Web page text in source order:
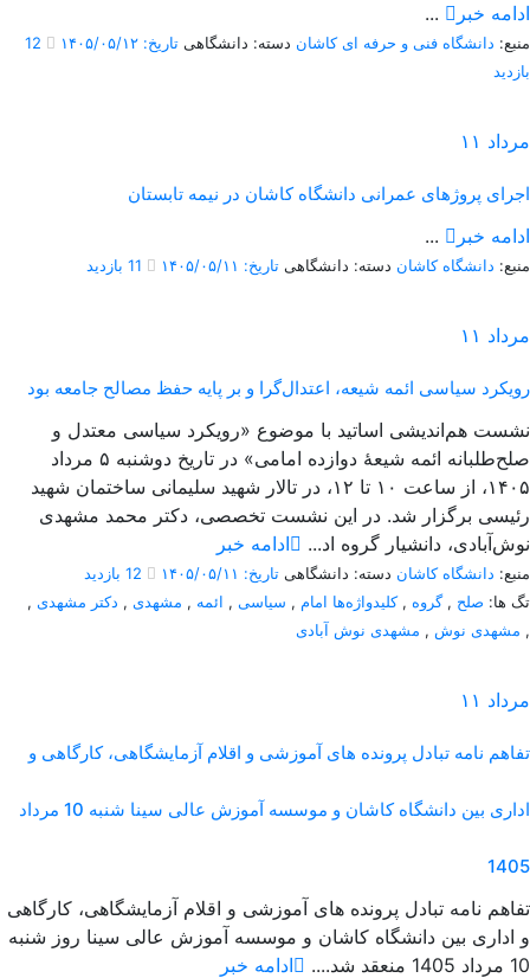
... ادامه خبر
منبع: دانشگاه فنی و حرفه ای کاشان دسته: دانشگاهی تاریخ: ۱۴۰۵/۰۵/۱۲
12
بازدید
۱۱ مرداد
اجرای پروژهای عمرانی دانشگاه کاشان در نیمه تابستان
... ادامه خبر
منبع: دانشگاه کاشان دسته: دانشگاهی تاریخ: ۱۴۰۵/۰۵/۱۱
۱۱ مرداد
رویکرد سیاسی ائمه شیعه، اعتدال‌گرا و بر پایه حفظ مصالح جامعه بود
نشست هم‌اندیشی اساتید با موضوع «رویکرد سیاسی معتدل و
صلح‌طلبانه ائمه شیعۀ دوازده امامی» در تاریخ دوشنبه ۵ مرداد
۱۴۰۵، از ساعت ۱۰ تا ۱۲، در تالار شهید سلیمانی ساختمان شهید
رئیسی برگزار شد. در این نشست تخصصی، دکتر محمد مشهدی
نوش‌آبادی، دانشیار گروه اد...
ادامه خبر
منبع: دانشگاه کاشان دسته: دانشگاهی تاریخ: ۱۴۰۵/۰۵/۱۱
تگ ها: صلح ,گروه ,کلیدواژه‌ها امام , سیاسی , ائمه , مشهدی , دکتر مشهدی ,
مشهدی نوش , مشهدی نوش آبادی ,
۱۱ مرداد
تفاهم نامه تبادل پرونده‌ های آموزشی و اقلام آزمایشگاهی، کارگاهی و
اداری بین دانشگاه کاشان و موسسه آموزش عالی سینا شنبه 10 مرداد
1405
تفاهم نامه تبادل پرونده‌ های آموزشی و اقلام آزمایشگاهی، کارگاهی
و اداری بین دانشگاه کاشان و موسسه آموزش عالی سینا روز شنبه
10 مرداد 1405 منعقد شد....
ادامه خبر